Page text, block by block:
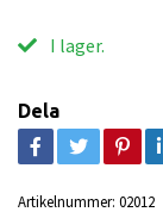
I lager.
Dela
Artikelnummer: 02012